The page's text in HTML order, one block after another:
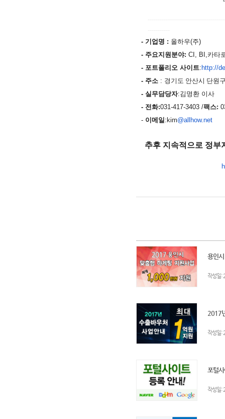
- 기업명 : 올하우(주)
- 주요지원분야: CI, BI,카타
- 포트폴리오 사이트: http://
- 주소 : 경기도 안산시 단원
- 실무담당자:김명환 이사
- 전화:031-417-3403 /팩스:
-이메일:kim@allhow.net
추후 지속적으로 정부
용인
작성일
2017
작성일
포털
작성일